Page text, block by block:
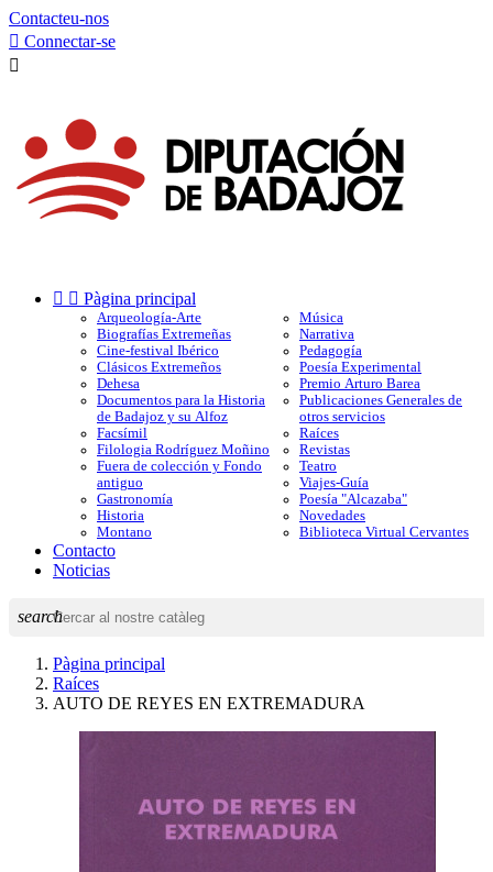
Contacteu-nos
 Connectar-se

  Pàgina principal
Arqueología-Arte
Biografías Extremeñas
Cine-festival Ibérico
Clásicos Extremeños
Dehesa
Documentos para la Historia
de Badajoz y su Alfoz
Facsímil
Filologia Rodríguez Moñino
Fuera de colección y Fondo
antiguo
Gastronomía
Historia
Montano
Música
Narrativa
Pedagogía
Poesía Experimental
Premio Arturo Barea
Publicaciones Generales de
otros servicios
Raíces
Revistas
Teatro
Viajes-Guía
Poesía "Alcazaba"
Novedades
Biblioteca Virtual Cervantes
Contacto
Noticias
search
Pàgina principal
Raíces
AUTO DE REYES EN EXTREMADURA